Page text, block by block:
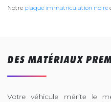
Notre plaque immatriculation noire
DES MATÉRIAUX
Votre véhicule mérite le